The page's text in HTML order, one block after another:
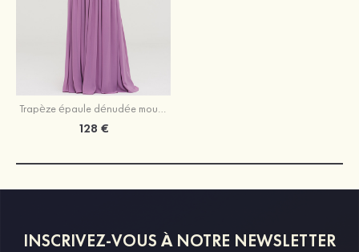
Trapèze épaule dénudée mousseline longueur ras du sol robe de demoiselle d'honneur avec appliqué glycine
128 €
INSCRIVEZ-VOUS À NOTRE NEWSLETTER